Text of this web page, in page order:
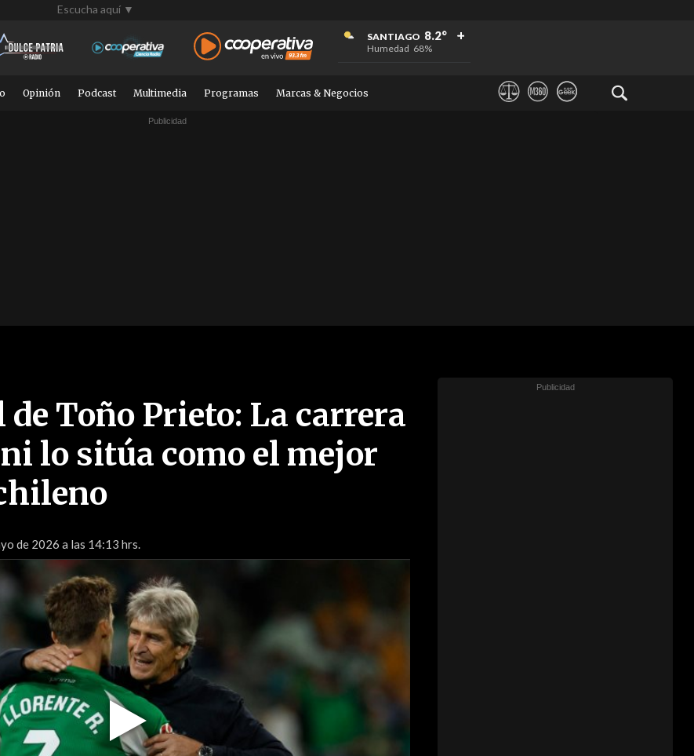
Escucha aquí ▼
SANTIAGO 8.2°
Humedad 68%
+
+
+
Opinión Podcast Multimedia Programas Marcas & Negocios
Toño Prieto: La carrera
lo sitúa como el mejor
de 2026 a las 14:13 hrs.
Play
Video